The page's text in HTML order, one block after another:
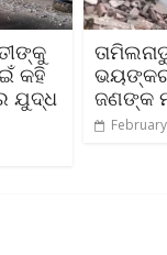
କହି
ଯୁଦ୍ଧ
ଜଣଙ୍କ